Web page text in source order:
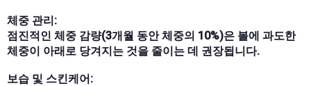
체중 관리:
점진적인 체중 감량(3개월 동안 체중의 10%)은 볼에 과도한
체중이 아래로 당겨지는 것을 줄이는 데 권장됩니다.
보습 및 스킨케어: